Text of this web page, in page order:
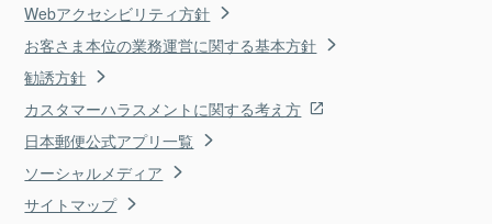
Webアクセシビリティ方針
お客さま本位の業務運営に関する基本方針
勧誘方針
カスタマーハラスメントに関する考え方
日本郵便公式アプリ一覧
ソーシャルメディア
サイトマップ